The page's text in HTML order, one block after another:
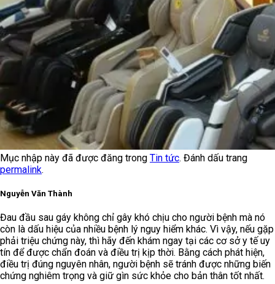
Mục nhập này đã được đăng trong Tin tức. Đánh dấu trang
permalink.
Nguyễn Văn Thành
Đau đầu sau gáy không chỉ gây khó chịu cho người bệnh mà nó
còn là dấu hiệu của nhiều bệnh lý nguy hiểm khác. Vì vậy, nếu gặp
phải triệu chứng này, thì hãy đến khám ngay tại các cơ sở y tế uy
tín để được chẩn đoán và điều trị kịp thời. Bằng cách phát hiện,
điều trị đúng nguyên nhân, người bệnh sẽ tránh được những biến
chứng nghiêm trọng và giữ gìn sức khỏe cho bản thân tốt nhất.